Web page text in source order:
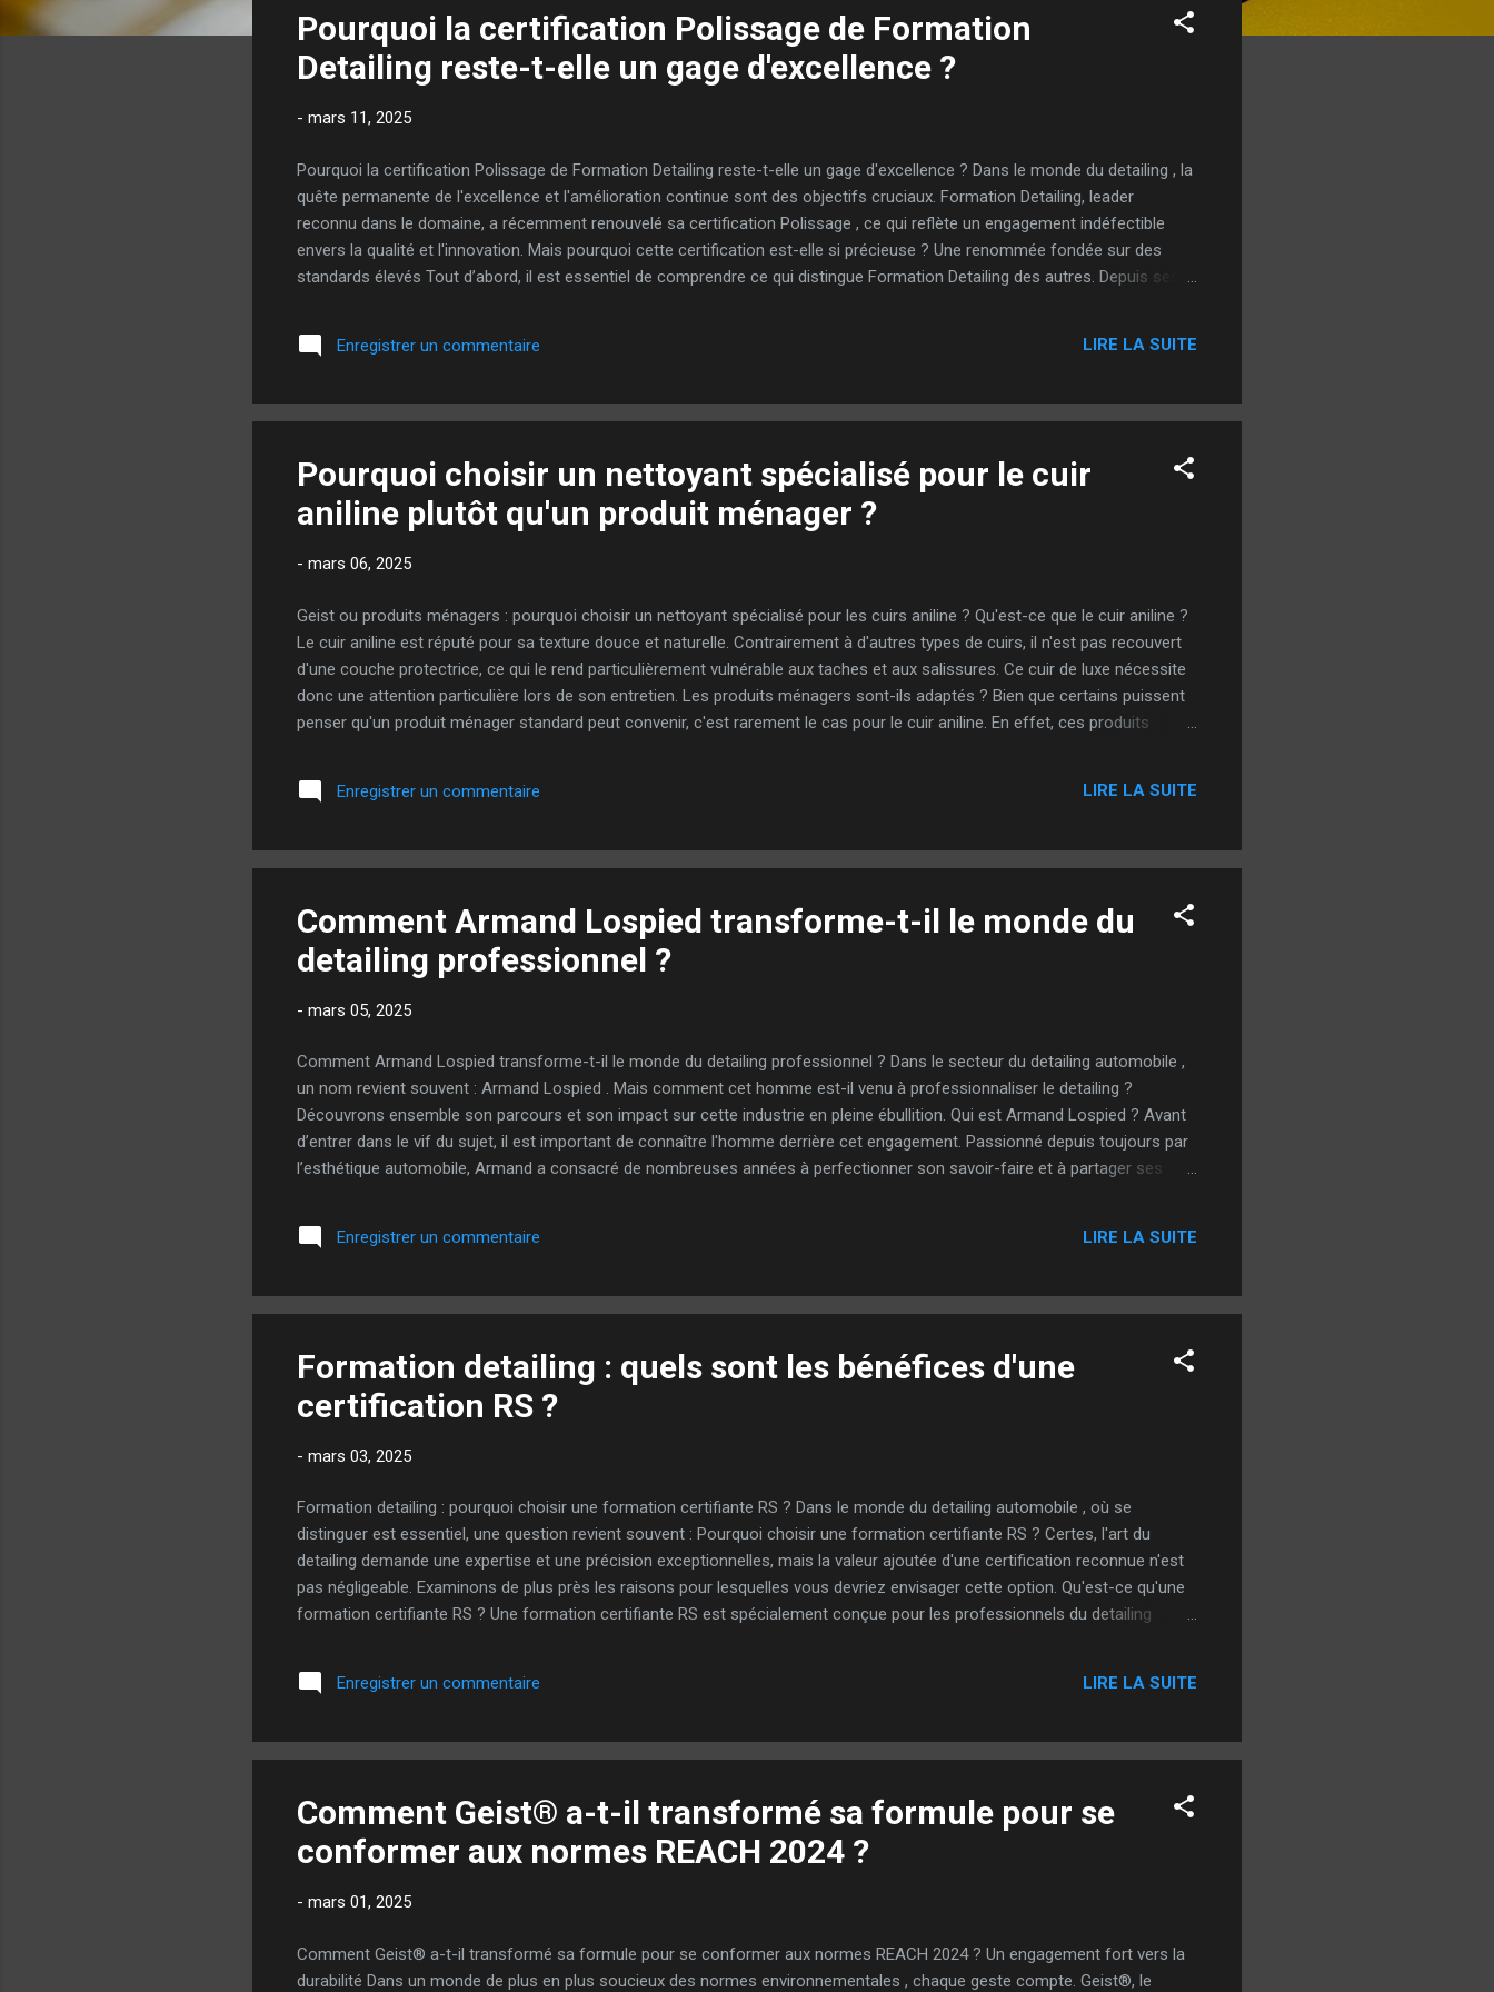
Pourquoi la certification Polissage de Formation
Detailing reste-t-elle un gage d'excellence ?
- mars 11, 2025
Pourquoi la certification Polissage de Formation Detailing reste-t-elle un gage d'excellence ? Dans le monde du detailing , la
quête permanente de l'excellence et l'amélioration continue sont des objectifs cruciaux. Formation Detailing, leader
reconnu dans le domaine, a récemment renouvelé sa certification Polissage , ce qui reflète un engagement indéfectible
envers la qualité et l'innovation. Mais pourquoi cette certification est-elle si précieuse ? Une renommée fondée sur des
standards élevés Tout d’abord, il est essentiel de comprendre ce qui distingue Formation Detailing des autres. Depuis ses
exigences les plus strictes. Les critères de la certification Pour obtenir cette certification, Formation Detailing doit...
Enregistrer un commentaire LIRE LA SUITE
Pourquoi choisir un nettoyant spécialisé pour le cuir
aniline plutôt qu'un produit ménager ?
- mars 06, 2025
Geist ou produits ménagers : pourquoi choisir un nettoyant spécialisé pour les cuirs aniline ? Qu'est-ce que le cuir aniline ?
Le cuir aniline est réputé pour sa texture douce et naturelle. Contrairement à d'autres types de cuirs, il n'est pas recouvert
d'une couche protectrice, ce qui le rend particulièrement vulnérable aux taches et aux salissures. Ce cuir de luxe nécessite
donc une attention particulière lors de son entretien. Les produits ménagers sont-ils adaptés ? Bien que certains puissent
penser qu'un produit ménager standard peut convenir, c'est rarement le cas pour le cuir aniline. En effet, ces produits
Assèchement du cuir Perte de souplesse Pourquoi choisir Geist, un nettoyant spécialisé ? Geist , une marque reconnue
dans le domaine des soins pour le cuir, propose des solutions adaptées et formulées spécifiquement pour ...
Enregistrer un commentaire LIRE LA SUITE
Comment Armand Lospied transforme-t-il le monde du
detailing professionnel ?
- mars 05, 2025
Comment Armand Lospied transforme-t-il le monde du detailing professionnel ? Dans le secteur du detailing automobile ,
un nom revient souvent : Armand Lospied . Mais comment cet homme est-il venu à professionnaliser le detailing ?
Découvrons ensemble son parcours et son impact sur cette industrie en pleine ébullition. Qui est Armand Lospied ? Avant
d’entrer dans le vif du sujet, il est important de connaître l'homme derrière cet engagement. Passionné depuis toujours par
l’esthétique automobile, Armand a consacré de nombreuses années à perfectionner son savoir-faire et à partager ses
Dès son plus jeune âge, il était fasciné par la transformation des véhicules grâce à un entretien minutieux. Après avoir
accumulé de l'expérience sur le terrain, il est devenu une référence dans ce domaine. Les actions clés d'Armand Lospied
Enregistrer un commentaire LIRE LA SUITE
Formation detailing : quels sont les bénéfices d'une
certification RS ?
- mars 03, 2025
Formation detailing : pourquoi choisir une formation certifiante RS ? Dans le monde du detailing automobile , où se
distinguer est essentiel, une question revient souvent : Pourquoi choisir une formation certifiante RS ? Certes, l'art du
detailing demande une expertise et une précision exceptionnelles, mais la valeur ajoutée d'une certification reconnue n'est
pas négligeable. Examinons de plus près les raisons pour lesquelles vous devriez envisager cette option. Qu'est-ce qu'une
formation certifiante RS ? Une formation certifiante RS est spécialement conçue pour les professionnels du detailing
établis par l'industrie et assure que les compétences acquises répondent aux attentes des clients et employeurs. Un gage
de confiance pour les clients En effet, les clients recherchent des professionnels qualifiés qui maîtrisent leur art ...
Enregistrer un commentaire LIRE LA SUITE
Comment Geist® a-t-il transformé sa formule pour se
conformer aux normes REACH 2024 ?
- mars 01, 2025
Comment Geist® a-t-il transformé sa formule pour se conformer aux normes REACH 2024 ? Un engagement fort vers la
durabilité Dans un monde de plus en plus soucieux des normes environnementales , chaque geste compte. Geist®, le